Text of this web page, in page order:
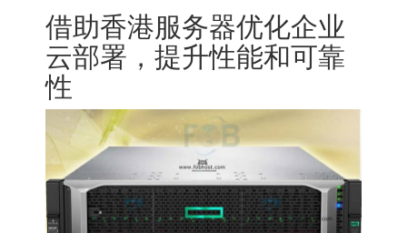
借助香港服务器优化企业
云部署，提升性能和可靠
性